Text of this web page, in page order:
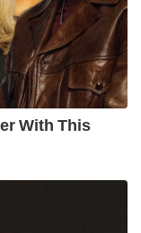
With This